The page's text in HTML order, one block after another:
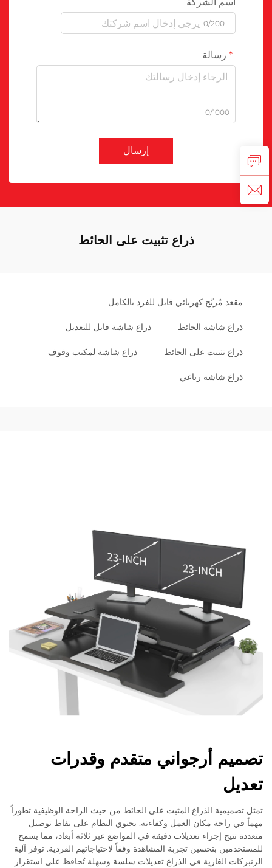
اسم الشركة
0/200
رسالة
0/1000
إرسال
ذراع تثبيت على الحائط
مقعد مُريّح كهربائي قابل للفرد بالكامل
ذراع شاشة الحائط ذراع شاشة قابل للتعديل
ذراع تثبيت على الحائط ذراع شاشة لمكتب وقوف
ذراع شاشة رباعي
تصميم أرجواني متقدم وقدرات
تعديل
تمثل تصميمية الذراع المثبت على الحائط من حيث الراحة الوظيفية تطوراً
مهماً في راحة مكان العمل وكفاءته. يحتوي النظام على نقاط توصيل
متعددة تتيح إجراء تعديلات دقيقة في المواضع عبر ثلاثة أبعاد، مما يسمح
للمستخدمين بتحسين تجربة المشاهدة وفقاً لاحتياجاتهم الفردية. توفر آلية
الزنبركات الغازية في الذراع تعديلات سلسة وسهلة تُحافظ على استقرار